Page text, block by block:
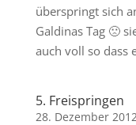
überspringt sich
Galdinas Tag 🙁
auch voll so dass
5. Freispringen
28. Dezember